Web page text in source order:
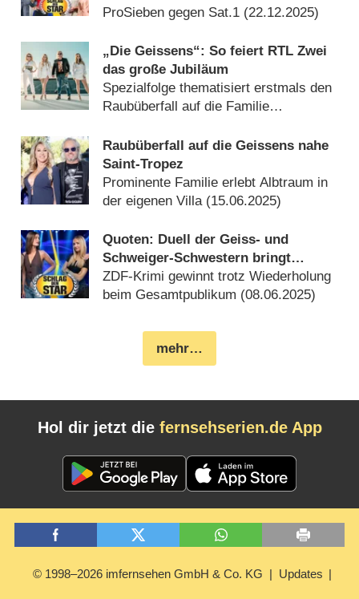
ProSieben gegen Sat.1 (22.12.2025)
„Die Geissens“: So feiert RTL Zwei
das große Jubiläum
Spezialfolge thematisiert erstmals den
Raubüberfall auf die Familie
Raubüberfall auf die Geissens nahe
Saint-Tropez
Prominente Familie erlebt Albtraum in
der eigenen Villa (15.06.2025)
Quoten: Duell der Geiss- und
Schweiger-Schwestern bringt
„Schlag den Star“ deutlichen
Quotensieg
ZDF-Krimi gewinnt trotz Wiederholung
beim Gesamtpublikum (08.06.2025)
mehr…
Hol dir jetzt die fernsehserien.de App
© 1998–2026 imfernsehen GmbH & Co. KG Updates